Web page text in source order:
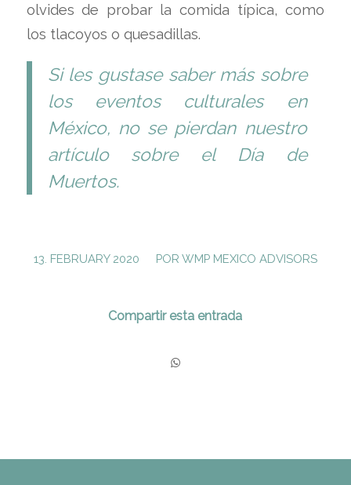
olvides de probar la comida típica, como
los tlacoyos o quesadillas.
Si les gustase saber más sobre
los eventos culturales en
México, no se pierdan nuestro
artículo sobre el Día de
Muertos.
13. FEBRUARY 2020
/ POR WMP MEXICO ADVISORS
Compartir esta entrada